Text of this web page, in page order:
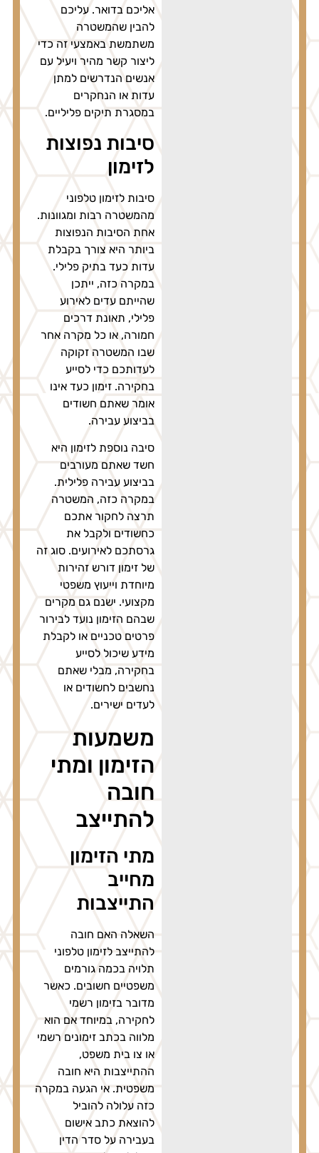
אליכם בדואר. עליכם
להבין שהמשטרה
משתמשת באמצעי זה כדי
ליצור קשר מהיר ויעיל עם
אנשים הנדרשים למתן
עדות או הנחקרים
במסגרת תיקים פליליים.
סיבות נפוצות
לזימון
סיבות לזימון טלפוני
מהמשטרה רבות ומגוונות.
אחת הסיבות הנפוצות
ביותר היא צורך בקבלת
עדות כעד בתיק פלילי.
במקרה כזה, ייתכן
שהייתם עדים לאירוע
פלילי, תאונת דרכים
חמורה, או כל מקרה אחר
שבו המשטרה זקוקה
לעדותכם כדי לסייע
בחקירה. זימון כעד אינו
אומר שאתם חשודים
בביצוע עבירה.
סיבה נוספת לזימון היא
חשד שאתם מעורבים
בביצוע עבירה פלילית.
במקרה כזה, המשטרה
תרצה לחקור אתכם
כחשודים ולקבל את
גרסתכם לאירועים. סוג זה
של זימון דורש זהירות
מיוחדת וייעוץ משפטי
מקצועי. ישנם גם מקרים
שבהם הזימון נועד לבירור
פרטים טכניים או לקבלת
מידע שיכול לסייע
בחקירה, מבלי שאתם
נחשבים לחשודים או
לעדים ישירים.
משמעות
הזימון ומתי
חובה
להתייצב
מתי הזימון
מחייב
התייצבות
השאלה האם חובה
להתייצב לזימון טלפוני
תלויה בכמה גורמים
משפטיים חשובים. כאשר
מדובר בזימון רשמי
לחקירה, במיוחד אם הוא
מלווה בכתב זימונים רשמי
או צו בית משפט,
ההתייצבות היא חובה
משפטית. אי הגעה במקרה
כזה עלולה להוביל
להוצאת כתב אישום
בעבירה על סדר הדין